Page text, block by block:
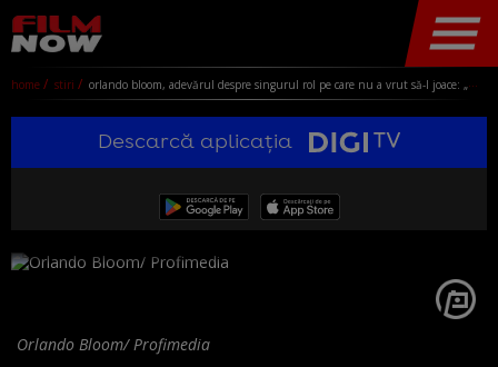
home stiri orlando bloom, adevărul despre singurul rol pe care nu a vrut să-l joace: „mi-am șters filmul din minte”
Descarcă aplicația
Orlando Bloom/ Profimedia